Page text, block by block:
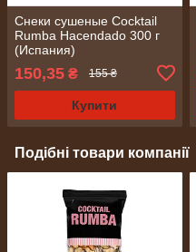
Снеки сушеные Сocktail
Rumba Hacendado 300 г
(Испания)
150,35 ₴ 155 ₴
Купити
Подібні товари компанії